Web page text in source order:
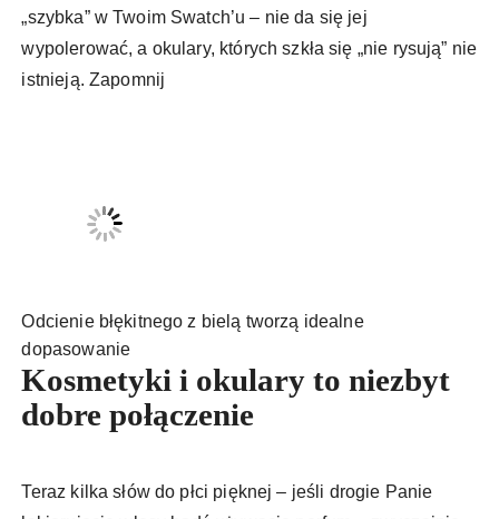
„szybka” w Twoim Swatch’u – nie da się jej
wypolerować, a okulary, których szkła się „nie rysują” nie
istnieją. Zapomnij
Odcienie błękitnego z bielą tworzą idealne
dopasowanie
Kosmetyki i okulary to niezbyt
dobre połączenie
Teraz kilka słów do płci pięknej – jeśli drogie Panie